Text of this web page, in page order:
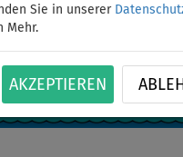
Sie in unserer
Mehr.
AKZEPTIEREN